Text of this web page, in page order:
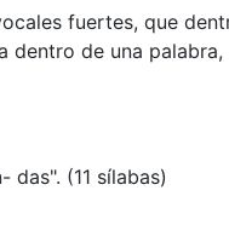
fuertes, que
de una
(11 sílabas)